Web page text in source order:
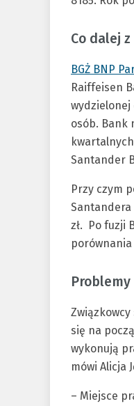
Co dalej
BGŻ BNP
Raiffeisen
wydzielonej
osób. Bank
Santander
Przy czym
Santandera
zł. Po fuzji
się na
wykonują
mówi Alicja
– Miejsce